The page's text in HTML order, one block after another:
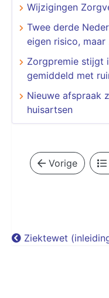
Wijzigingen
Twee derde
eigen risico, maar
Zorgpremie stijgt
gemiddeld met
Nieuwe afspraak
huisartsen
Vorige
Ziektewet